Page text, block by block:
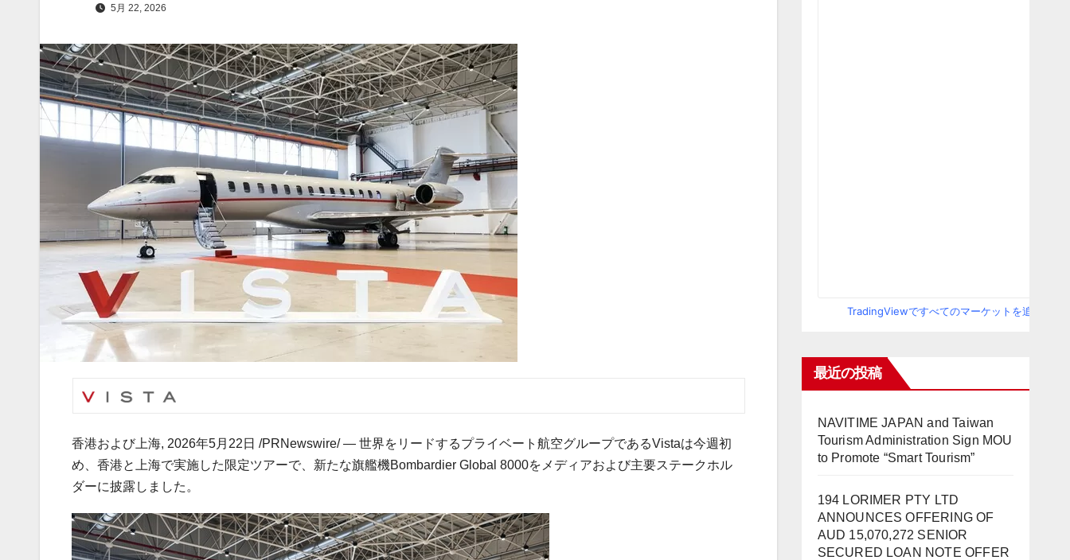
5月 22, 2026
香港および上海, 2026年5月22日 /PRNewswire/ — 世界をリードするプライベート航空グループであるVistaは今週初
め、香港と上海で実施した限定ツアーで、新たな旗艦機Bombardier Global 8000をメディアおよび主要ステークホル
ダーに披露しました。
TradingViewですべてのマーケットを追跡
最近の投稿
NAVITIME JAPAN and Taiwan
Tourism Administration Sign MOU
to Promote “Smart Tourism”
194 LORIMER PTY LTD
ANNOUNCES OFFERING OF
AUD 15,070,272 SENIOR
SECURED LOAN NOTE OFFER